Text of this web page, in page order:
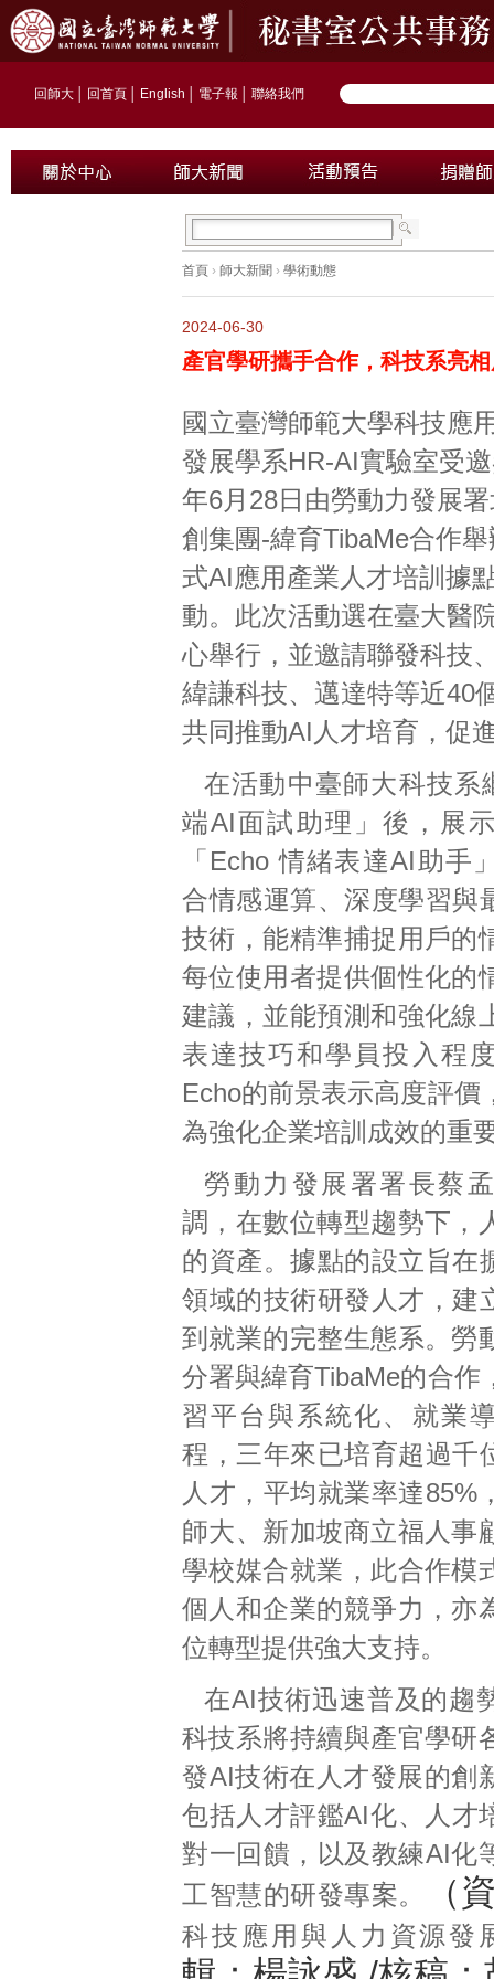
回師大 回首頁 English 電子報 聯絡我們
首頁 › 師大新聞 › 學術動態
2024-06-30
產官學研攜手合作，科技系亮
國立臺灣師範大學科技應
發展學系HR-AI實驗室受
年6月28日由勞動力發展
創集團-緯育TibaMe合作
式AI應用產業人才培訓據
動。此次活動選在臺大醫
心舉行，並邀請聯發科技
緯謙科技、邁達特等近40
共同推動AI人才培育，促
在活動中臺師大科技系
端AI面試助理」後，展
「Echo 情緒表達AI助手
合情感運算、深度學習與
技術，能精準捕捉用戶的
每位使用者提供個性化的
建議，並能預測和強化線
表達技巧和學員投入程
Echo的前景表示高度評價
為強化企業培訓成效的重
勞動力發展署署長蔡
調，在數位轉型趨勢下，
的資產。據點的設立旨在
領域的技術研發人才，建
到就業的完整生態系。勞
分署與緯育TibaMe的合作
習平台與系統化、就業
程，三年來已培育超過千
人才，平均就業率達85%
師大、新加坡商立福人事
學校媒合就業，此合作模
個人和企業的競爭力，亦
位轉型提供強大支持。
在AI技術迅速普及的趨
科技系將持續與產官學研
發AI技術在人才發展的創
包括人才評鑑AI化、人才
對一回饋，以及教練AI化
工智慧的研發專案。
（
科技應用與人力資源發